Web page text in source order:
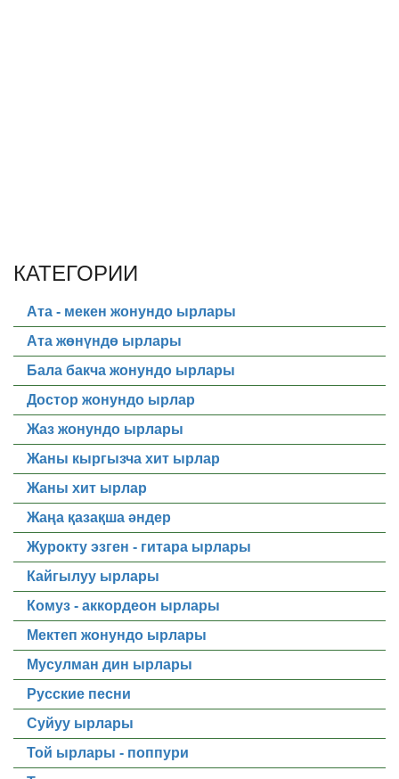
КАТЕГОРИИ
Ата - мекен жонундо ырлары
Ата жөнүндө ырлары
Бала бакча жонундо ырлары
Достор жонундо ырлар
Жаз жонундо ырлары
Жаны кыргызча хит ырлар
Жаны хит ырлар
Жаңа қазақша әндер
Журокту эзген - гитара ырлары
Кайгылуу ырлары
Комуз - аккордеон ырлары
Мектеп жонундо ырлары
Мусулман дин ырлары
Русские песни
Суйуу ырлары
Той ырлары - поппури